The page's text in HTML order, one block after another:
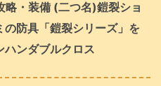
略・装備 (二つ名)鎧裂ショ
の防具「鎧裂シリーズ」を
ハンダブルクロス